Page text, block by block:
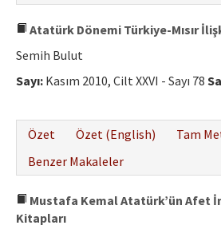
Atatürk Dönemi Türkiye-Mısır
Semih Bulut
Sayı: Kasım 2010, Cilt XXVI - Sayı 78
Özet
Özet (English) Tam
Benzer Makaleler
Mustafa Kemal Atatürk’ün Afet
Kitapları